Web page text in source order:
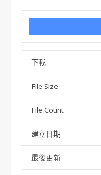
下載
File Size
File Count
建立日期
最後更新